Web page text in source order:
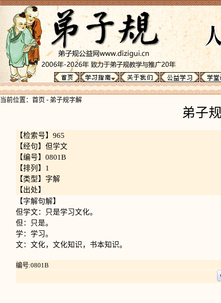
当前位置： 首页 - 弟子规字解
弟子
【检索号】965
【经句】但学文
【编号】0801B
【排列】1
【类型】字解
【出处】
【字解句解】
但学文：只是学习文化。
但：只是。
学：学习。
文：文化，文化知识，书本知识。
编号:0801B